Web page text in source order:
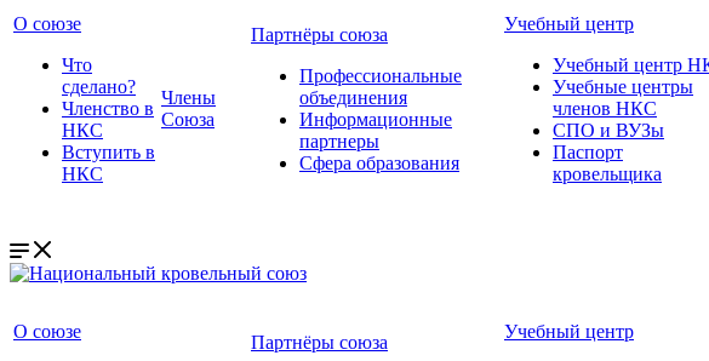
О союзе
Что
сделано?
Членство в
НКС
Вступить в
НКС
Члены
Союза
Партнёры союза
Профессиональные
объединения
Информационные
партнеры
Сфера образования
Учебный центр
Учебный центр
Учебные центры
членов НКС
СПО и ВУЗы
Паспорт
кровельщика
О союзе
Партнёры союза
Учебный центр